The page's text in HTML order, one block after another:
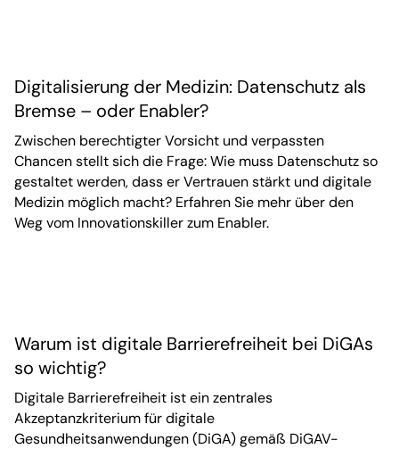
Digitalisierung der Medizin: Datenschutz als
Bremse – oder Enabler?
Zwischen berechtigter Vorsicht und verpassten
Chancen stellt sich die Frage: Wie muss Datenschutz so
gestaltet werden, dass er Vertrauen stärkt und digitale
Medizin möglich macht? Erfahren Sie mehr über den
Weg vom Innovationskiller zum Enabler.
Warum ist digitale Barrierefreiheit bei DiGAs
so wichtig?
Digitale Barrierefreiheit ist ein zentrales
Akzeptanzkriterium für digitale
Gesundheitsanwendungen (DiGA) gemäß DiGAV-